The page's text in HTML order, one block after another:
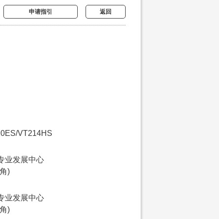
申请指引 返回
VT214HS
业发展中心
)
业发展中心
)